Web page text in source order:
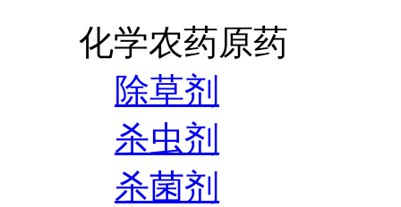
化学农药原药
除草剂
杀虫剂
杀菌剂